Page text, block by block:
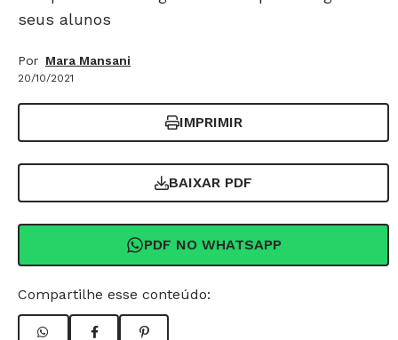
seus alunos
Por Mara Mansani
20/10/2021
IMPRIMIR
BAIXAR PDF
PDF NO WHATSAPP
Compartilhe esse conteúdo: